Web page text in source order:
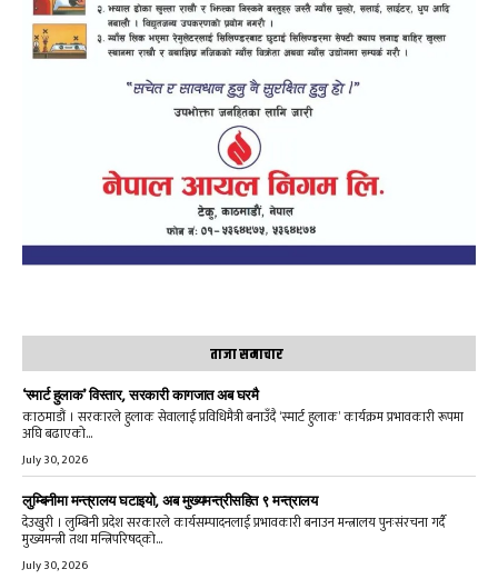
ताजा समाचार
‘स्मार्ट हुलाक’ विस्तार, सरकारी कागजात अब घरमै
काठमाडौं । सरकारले हुलाक सेवालाई प्रविधिमैत्री बनाउँदै ‘स्मार्ट हुलाक’ कार्यक्रम प्रभावकारी रूपमा
अघि बढाएको...
July 30, 2026
लुम्बिनीमा मन्त्रालय घटाइयो, अब मुख्यमन्त्रीसहित ९ मन्त्रालय
देउखुरी । लुम्बिनी प्रदेश सरकारले कार्यसम्पादनलाई प्रभावकारी बनाउन मन्त्रालय पुनःसंरचना गर्दै
मुख्यमन्त्री तथा मन्त्रिपरिषद्को...
July 30, 2026